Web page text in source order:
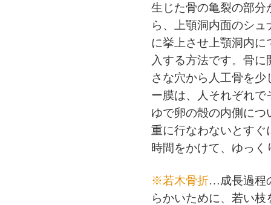
生じた骨の亀裂の部分
ら、上顎洞内面のシ
に挙上させ上顎洞内
入する方法です。骨
さな穴から人工骨を
ー膜は、人それぞれ
ゆで卵の殻の内側に
重に行なわないとすぐ
時間をかけて、ゆっ
※若木骨折…成長過程
らかいために、若い